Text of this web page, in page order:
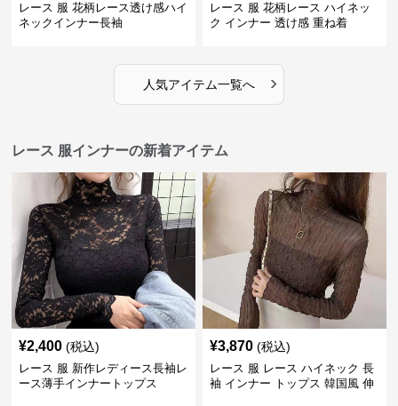
レース 服 花柄レース透け感ハイ
ネックインナー長袖
レース 服 花柄レース ハイネッ
ク インナー 透け感 重ね着
人気アイテム一覧へ ›
レース 服インナーの新着アイテム
¥2,400 (税込)
レース 服 新作レディース長袖レ
ース薄手インナートップス
¥3,870 (税込)
レース 服 レース ハイネック 長
袖 インナー トップス 韓国風 伸